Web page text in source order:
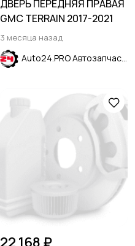
ДВЕРЬ ПЕРЕДНЯЯ ПРАВАЯ
GMC TERRAIN 2017-2021
3 месяца назад
Auto24.PRO Автозапчасти
22 168 ₽